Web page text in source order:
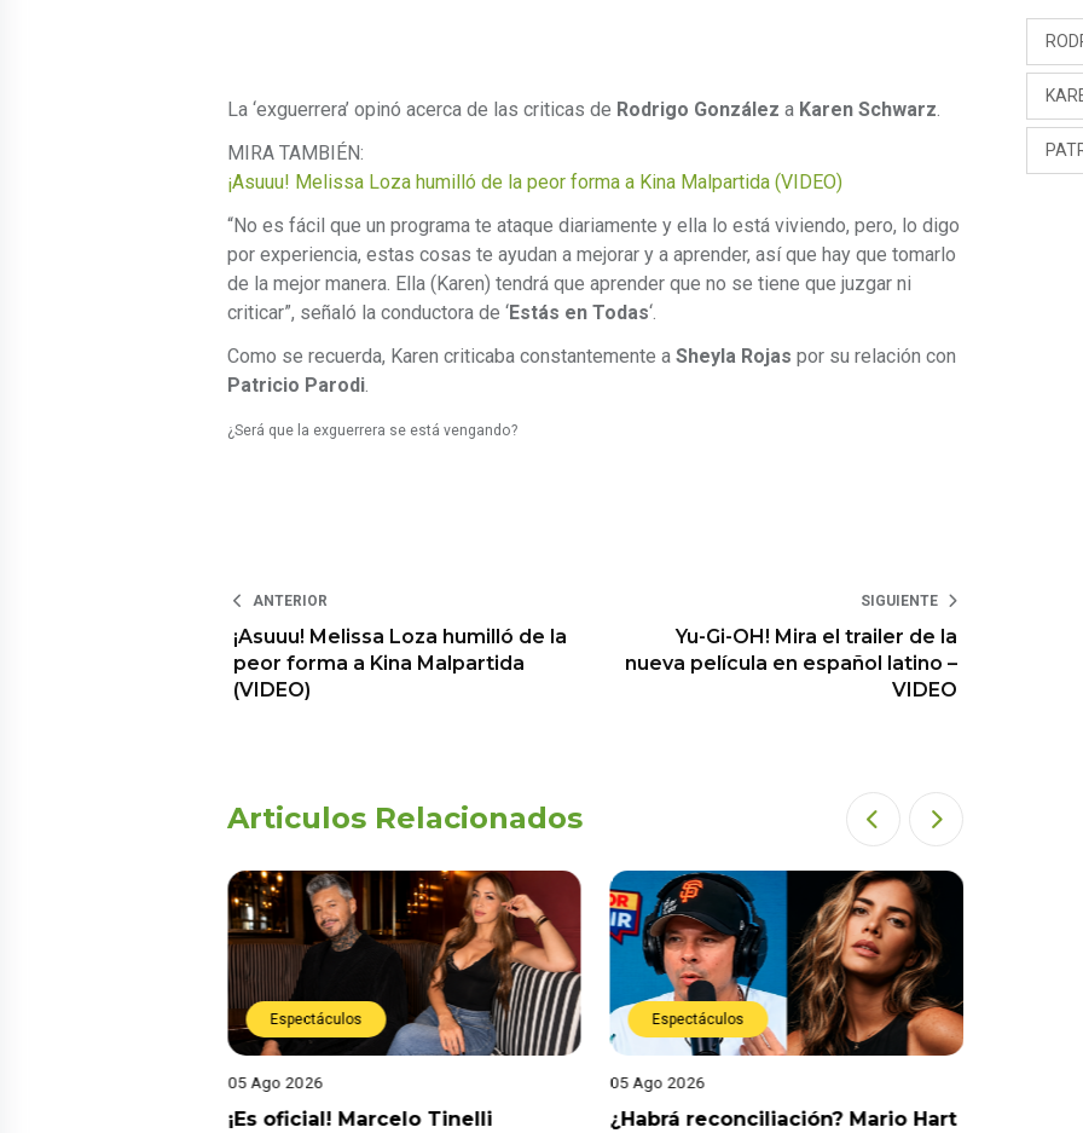
La ‘exguerrera’ opinó acerca de las criticas de Rodrigo González a Karen Schwarz.
MIRA TAMBIÉN:
¡Asuuu! Melissa Loza humilló de la peor forma a Kina Malpartida (VIDEO)
“No es fácil que un programa te ataque diariamente y ella lo está viviendo, pero, lo digo
por experiencia, estas cosas te ayudan a mejorar y a aprender, así que hay que tomarlo
de la mejor manera. Ella (Karen) tendrá que aprender que no se tiene que juzgar ni
criticar”, señaló la conductora de ‘Estás en Todas‘.
Como se recuerda, Karen criticaba constantemente a Sheyla Rojas por su relación con
Patricio Parodi.
¿Será que la exguerrera se está vengando?
ANTERIOR
¡Asuuu! Melissa Loza humilló de la
peor forma a Kina Malpartida
(VIDEO)
SIGUIENTE
Yu-Gi-OH! Mira el trailer de la
nueva película en español latino –
VIDEO
Articulos Relacionados
Espectáculos
05 Ago 2026
¡Es oficial! Marcelo Tinelli
Espectáculos
05 Ago 2026
¿Habrá reconciliación? Mario Hart